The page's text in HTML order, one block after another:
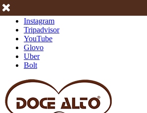
Instagram
Tripadvisor
YouTube
Glovo
Uber
Bolt